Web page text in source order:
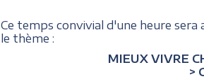
Ce temps convivial d'une heure sera
le thème :
MIEUX VIVRE
>